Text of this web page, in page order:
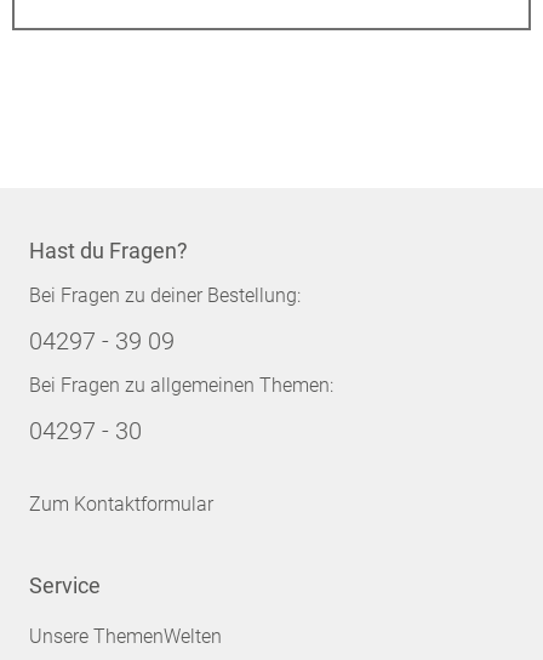
Hast du Fragen?
Bei Fragen zu deiner Bestellung:
04297 - 39 09
Bei Fragen zu allgemeinen Themen:
04297 - 30
Zum Kontaktformular
Service
Unsere ThemenWelten